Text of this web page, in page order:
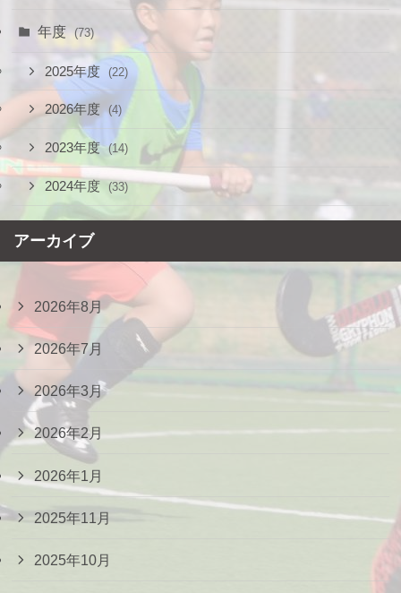
年度 (73)
2025年度 (22)
2026年度 (4)
2023年度 (14)
2024年度 (33)
アーカイブ
2026年8月
2026年7月
2026年3月
2026年2月
2026年1月
2025年11月
2025年10月